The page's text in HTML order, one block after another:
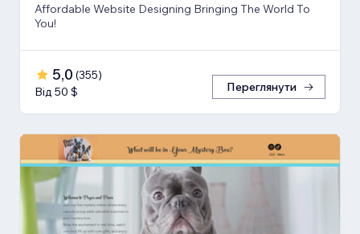
Affordable Website Designing Bringing The World To
You!
5,0 (355)
Від 50 $
Переглянути